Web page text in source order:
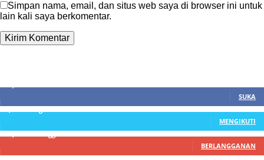
Simpan nama, email, dan situs web saya di browser ini untuk
lain kali saya berkomentar.
SUKA
MENGIKUTI
BERLANGGANAN